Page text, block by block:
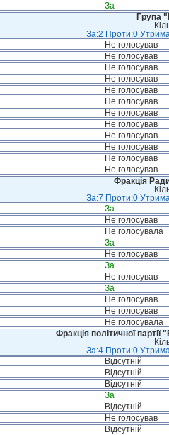
За
Група
За:2 Проти:0
Не голосував
Не голосував
Не голосував
Не голосував
Не голосував
Не голосував
Не голосував
Не голосував
Не голосував
Не голосував
Не голосував
Не голосував
Фракція
За:7 Проти:0
За
Не голосував
Не голосувала
За
Не голосував
За
Не голосував
За
Не голосував
Не голосував
Не голосувала
Фракція політичної
За:4 Проти:0
Відсутній
Відсутній
Відсутній
За
Відсутній
Не голосував
Відсутній